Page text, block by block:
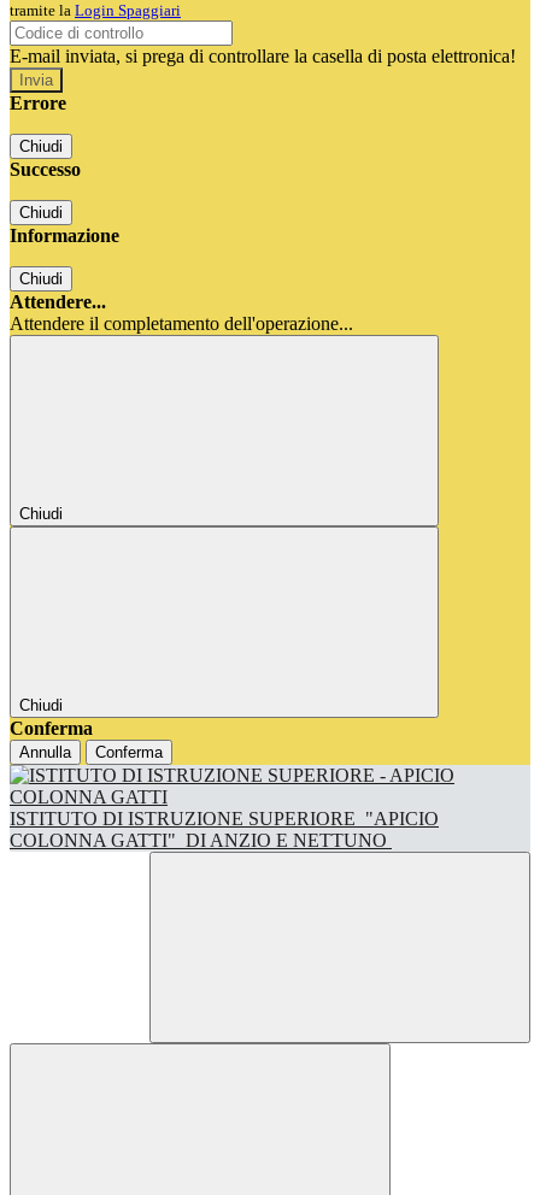
tramite la Login Spaggiari
E-mail inviata, si prega di controllare la casella di posta elettronica!
Errore
Chiudi
Successo
Chiudi
Informazione
Chiudi
Attendere...
Attendere il completamento dell'operazione...
Chiudi
Chiudi
Conferma
Annulla Conferma
ISTITUTO DI ISTRUZIONE SUPERIORE "APICIO
COLONNA GATTI" DI ANZIO E NETTUNO